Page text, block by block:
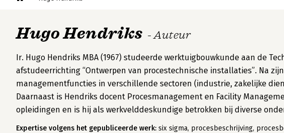
Hugo Hendriks - Auteur
Ir. Hugo Hendriks MBA (1967) studeerde werktuigbouwkunde aan de
afstudeerrichting “Ontwerpen van procestechnische installaties”. Na
managementfuncties in verschillende sectoren (industrie, zakelijke
Daarnaast is Hendriks docent Procesmanagement en Facility
opleidingen en is hij als werkvelddeskundige betrokken bij diverse
Expertise volgens het gepubliceerde werk: six sigma, procesbeschrijving,